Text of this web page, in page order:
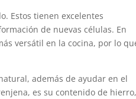
Estos tienen excelentes
de nuevas células. En
versátil en la cocina, por lo
además de ayudar en el
es su contenido de